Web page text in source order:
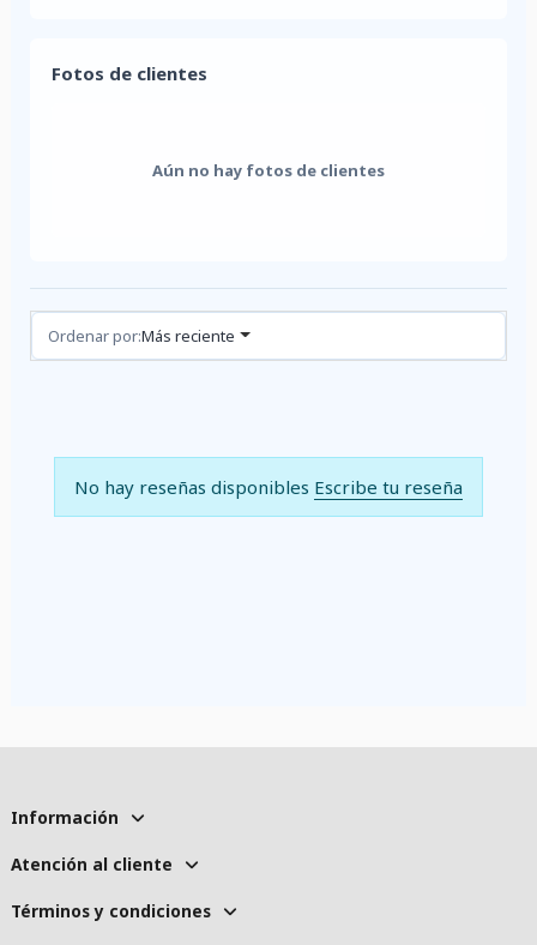
Fotos de clientes
Aún no hay fotos de clientes
Reseñas (0)
Ordenar por:Más reciente
No hay reseñas disponibles Escribe tu reseña
Información
Atención al cliente
Términos y condiciones